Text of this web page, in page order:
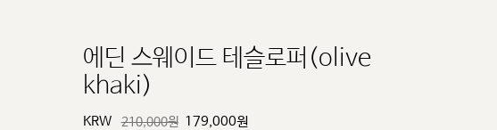
에딘 스웨이드 테슬로퍼(olive
khaki)
KRW 210,000원 179,000원